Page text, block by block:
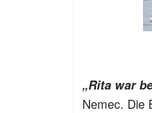
„Rita war
Nemec. Die